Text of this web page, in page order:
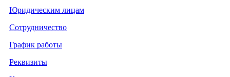
Юридическим лицам
Сотрудничество
График работы
Реквизиты